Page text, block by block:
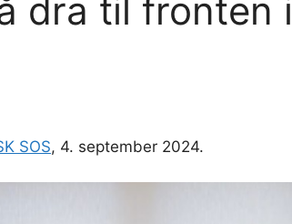
dra til fronten i
SOS, 4. september 2024.